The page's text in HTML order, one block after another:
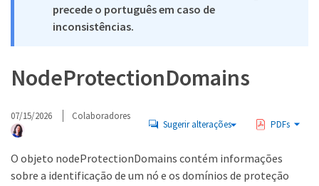
precede o português em caso de
inconsistências.
NodeProtectionDomains
07/15/2026 Colaboradores
Sugerir alterações PDFs
O objeto nodeProtectionDomains contém informações
sobre a identificação de um nó e os domínios de proteção